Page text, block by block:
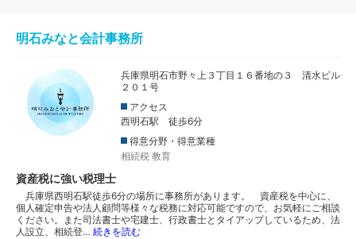
明石みなと会計事務所
兵庫県明石市野々上３丁目１６番地の３ 清水ビル
２０１号
アクセス
西明石駅 徒歩6分
得意分野・得意業種
相続税 教育
資産税に強い税理士
兵庫県西明石駅徒歩6分の場所に事務所があります。 資産税を中心に、
個人確定申告や法人顧問等様々な税務に対応可能ですので、お気軽にご相談
ください。また司法書士や宅建士、行政書士とタイアップしているため、法
人設立、相続登… 続きを読む